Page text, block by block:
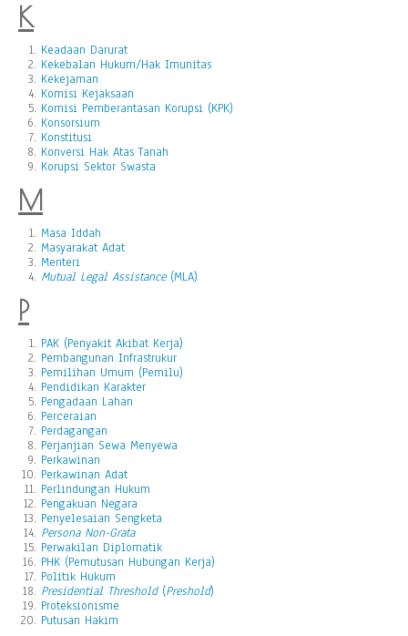
K
Keadaan Darurat
Kekebalan Hukum/Hak Imunitas
Kekejaman
Komisi Kejaksaan
Komisi Pemberantasan Korupsi (KPK)
Konsorsium
Konstitusi
Konversi Hak Atas Tanah
Korupsi Sektor Swasta
M
Masa Iddah
Masyarakat Adat
Menteri
Mutual Legal Assistance(MLA)
P
PAK (Penyakit Akibat Kerja)
Pembangunan Infrastrukur
Pemilihan Umum (Pemilu)
Pendidikan Karakter
Pengadaan Lahan
Perceraian
Perdagangan
Perjanjian Sewa Menyewa
Perkawinan
Perkawinan Adat
Perlindungan Hukum
Pengakuan Negara
Penyelesaian Sengketa
Persona Non-Grata
Perwakilan Diplomatik
PHK (Pemutusan Hubungan Kerja)
Politik Hukum
Presidential Threshold(Preshold)
Proteksionisme
Putusan Hakim